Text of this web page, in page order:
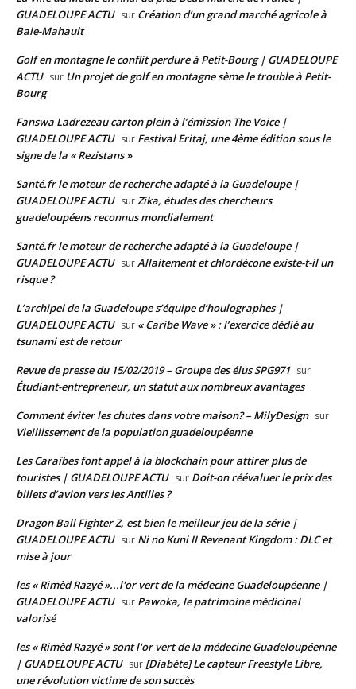
GUADELOUPE ACTU sur Création d’un grand marché agricole à
Baie-Mahault
Golf en montagne le conflit perdure à Petit-Bourg | GUADELOUPE
ACTU sur Un projet de golf en montagne sème le trouble à Petit-
Bourg
Fanswa Ladrezeau carton plein à l’émission The Voice |
GUADELOUPE ACTU sur Festival Eritaj, une 4ème édition sous le
signe de la « Rezistans »
Santé.fr le moteur de recherche adapté à la Guadeloupe |
GUADELOUPE ACTU surZika, études des chercheurs
guadeloupéens reconnus mondialement
Santé.fr le moteur de recherche adapté à la Guadeloupe |
GUADELOUPE ACTU surAllaitement et chlordécone existe-t-il un
risque ?
L’archipel de la Guadeloupe s’équipe d’houlographes |
GUADELOUPE ACTU sur « Caribe Wave » : l’exercice dédié au
tsunami est de retour
Revue de presse du 15/02/2019 – Groupe des élus SPG971 sur
Étudiant-entrepreneur, un statut aux nombreux avantages
Comment éviter les chutes dans votre maison? – MilyDesign sur
Vieillissement de la population guadeloupéenne
Les Caraïbes font appel à la blockchain pour attirer plus de
touristes | GUADELOUPE ACTU sur Doit-on réévaluer le prix des
billets d’avion vers les Antilles ?
Dragon Ball Fighter Z, est bien le meilleur jeu de la série |
GUADELOUPE ACTU sur Ni no Kuni II Revenant Kingdom : DLC et
mise à jour
les « Rimèd Razyé »...l'or vert de la médecine Guadeloupéenne |
GUADELOUPE ACTU sur Pawoka, le patrimoine médicinal
valorisé
les « Rimèd Razyé » sont l'or vert de la médecine Guadeloupéenne
| GUADELOUPE ACTU sur [Diabète] Le capteur Freestyle Libre,
une révolution victime de son succès